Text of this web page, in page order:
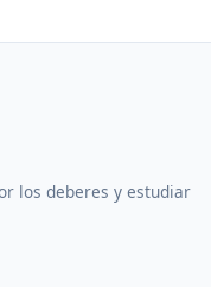
los deberes y estudiar